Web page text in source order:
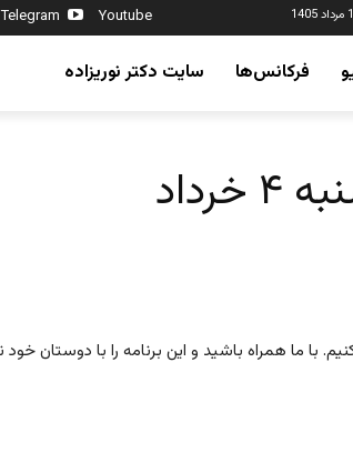
Telegram Youtube
فرکانس‌ها سایت دکتر نوریزاده